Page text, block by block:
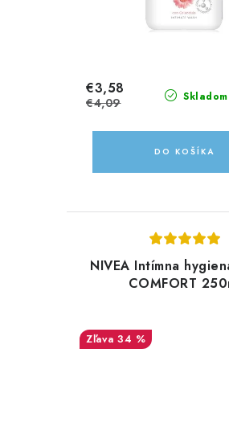
Skladom
€3,58
€4,09
DO KOŠÍKA
NIVEA Intímna
COMFORT
34 %